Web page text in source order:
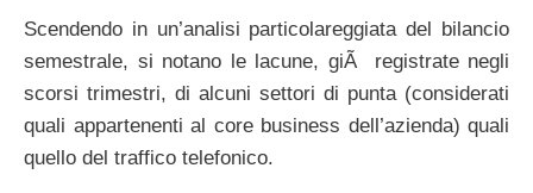
Scendendo in un’analisi particolareggiata del bilancio
semestrale, si notano le lacune, giÃ registrate negli
scorsi trimestri, di alcuni settori di punta (considerati
quali appartenenti al core business dell’azienda) quali
quello del traffico telefonico.